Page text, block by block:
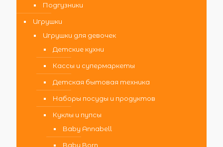
Подгузники
Игрушки
Игрушки для девочек
Детские кухни
Кассы и супермаркеты
Детская бытовая техника
Наборы посуды и продуктов
Куклы и пупсы
Baby Annabell
Baby Born